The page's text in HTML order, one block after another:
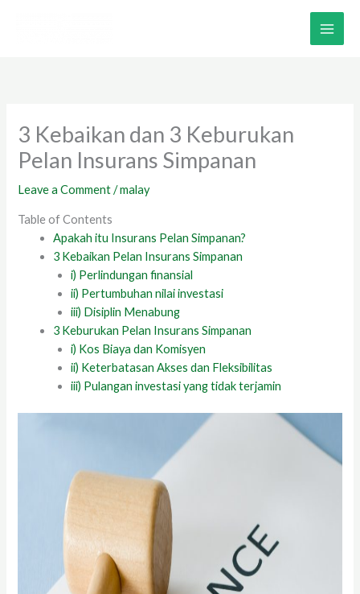
3 Kebaikan dan 3 Keburukan
Pelan Insurans Simpanan
Leave a Comment /malay
Table of Contents
Apakah itu Insurans Pelan Simpanan?
3 Kebaikan Pelan Insurans Simpanan
i) Perlindungan finansial
ii) Pertumbuhan nilai investasi
iii) Disiplin Menabung
3 Keburukan Pelan Insurans Simpanan
i) Kos Biaya dan Komisyen
ii) Keterbatasan Akses dan Fleksibilitas
iii) Pulangan investasi yang tidak terjamin